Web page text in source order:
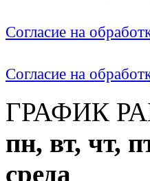
Согласие на
Согласие на
ГРАФИК
пн, вт, чт,
среда с